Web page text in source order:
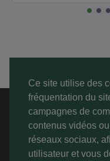
Ce site utilise des
fréquentation du
campagnes de
contenus vidéos
réseaux sociaux,
utilisateur et vous
A PROPOS
SERVICE CLIENT